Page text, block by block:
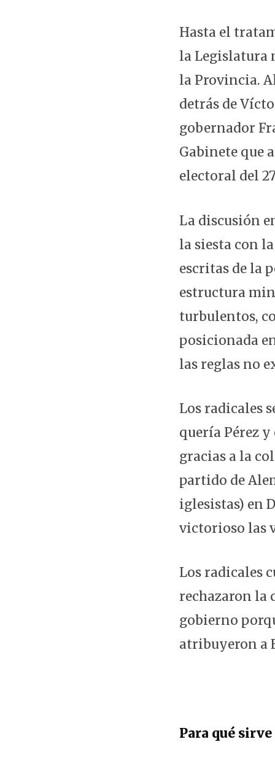
Hasta el
la Legislatura
la Provincia.
detrás de
gobernador
Gabinete que
electoral del
La discusión
la siesta con
escritas de la
estructura
turbulentos,
posicionada
las reglas no
Los radicales
quería Pérez
gracias a la
partido de
iglesistas) en
victorioso las
Los radicales
rechazaron la
gobierno
atribuyeron a
Para qué